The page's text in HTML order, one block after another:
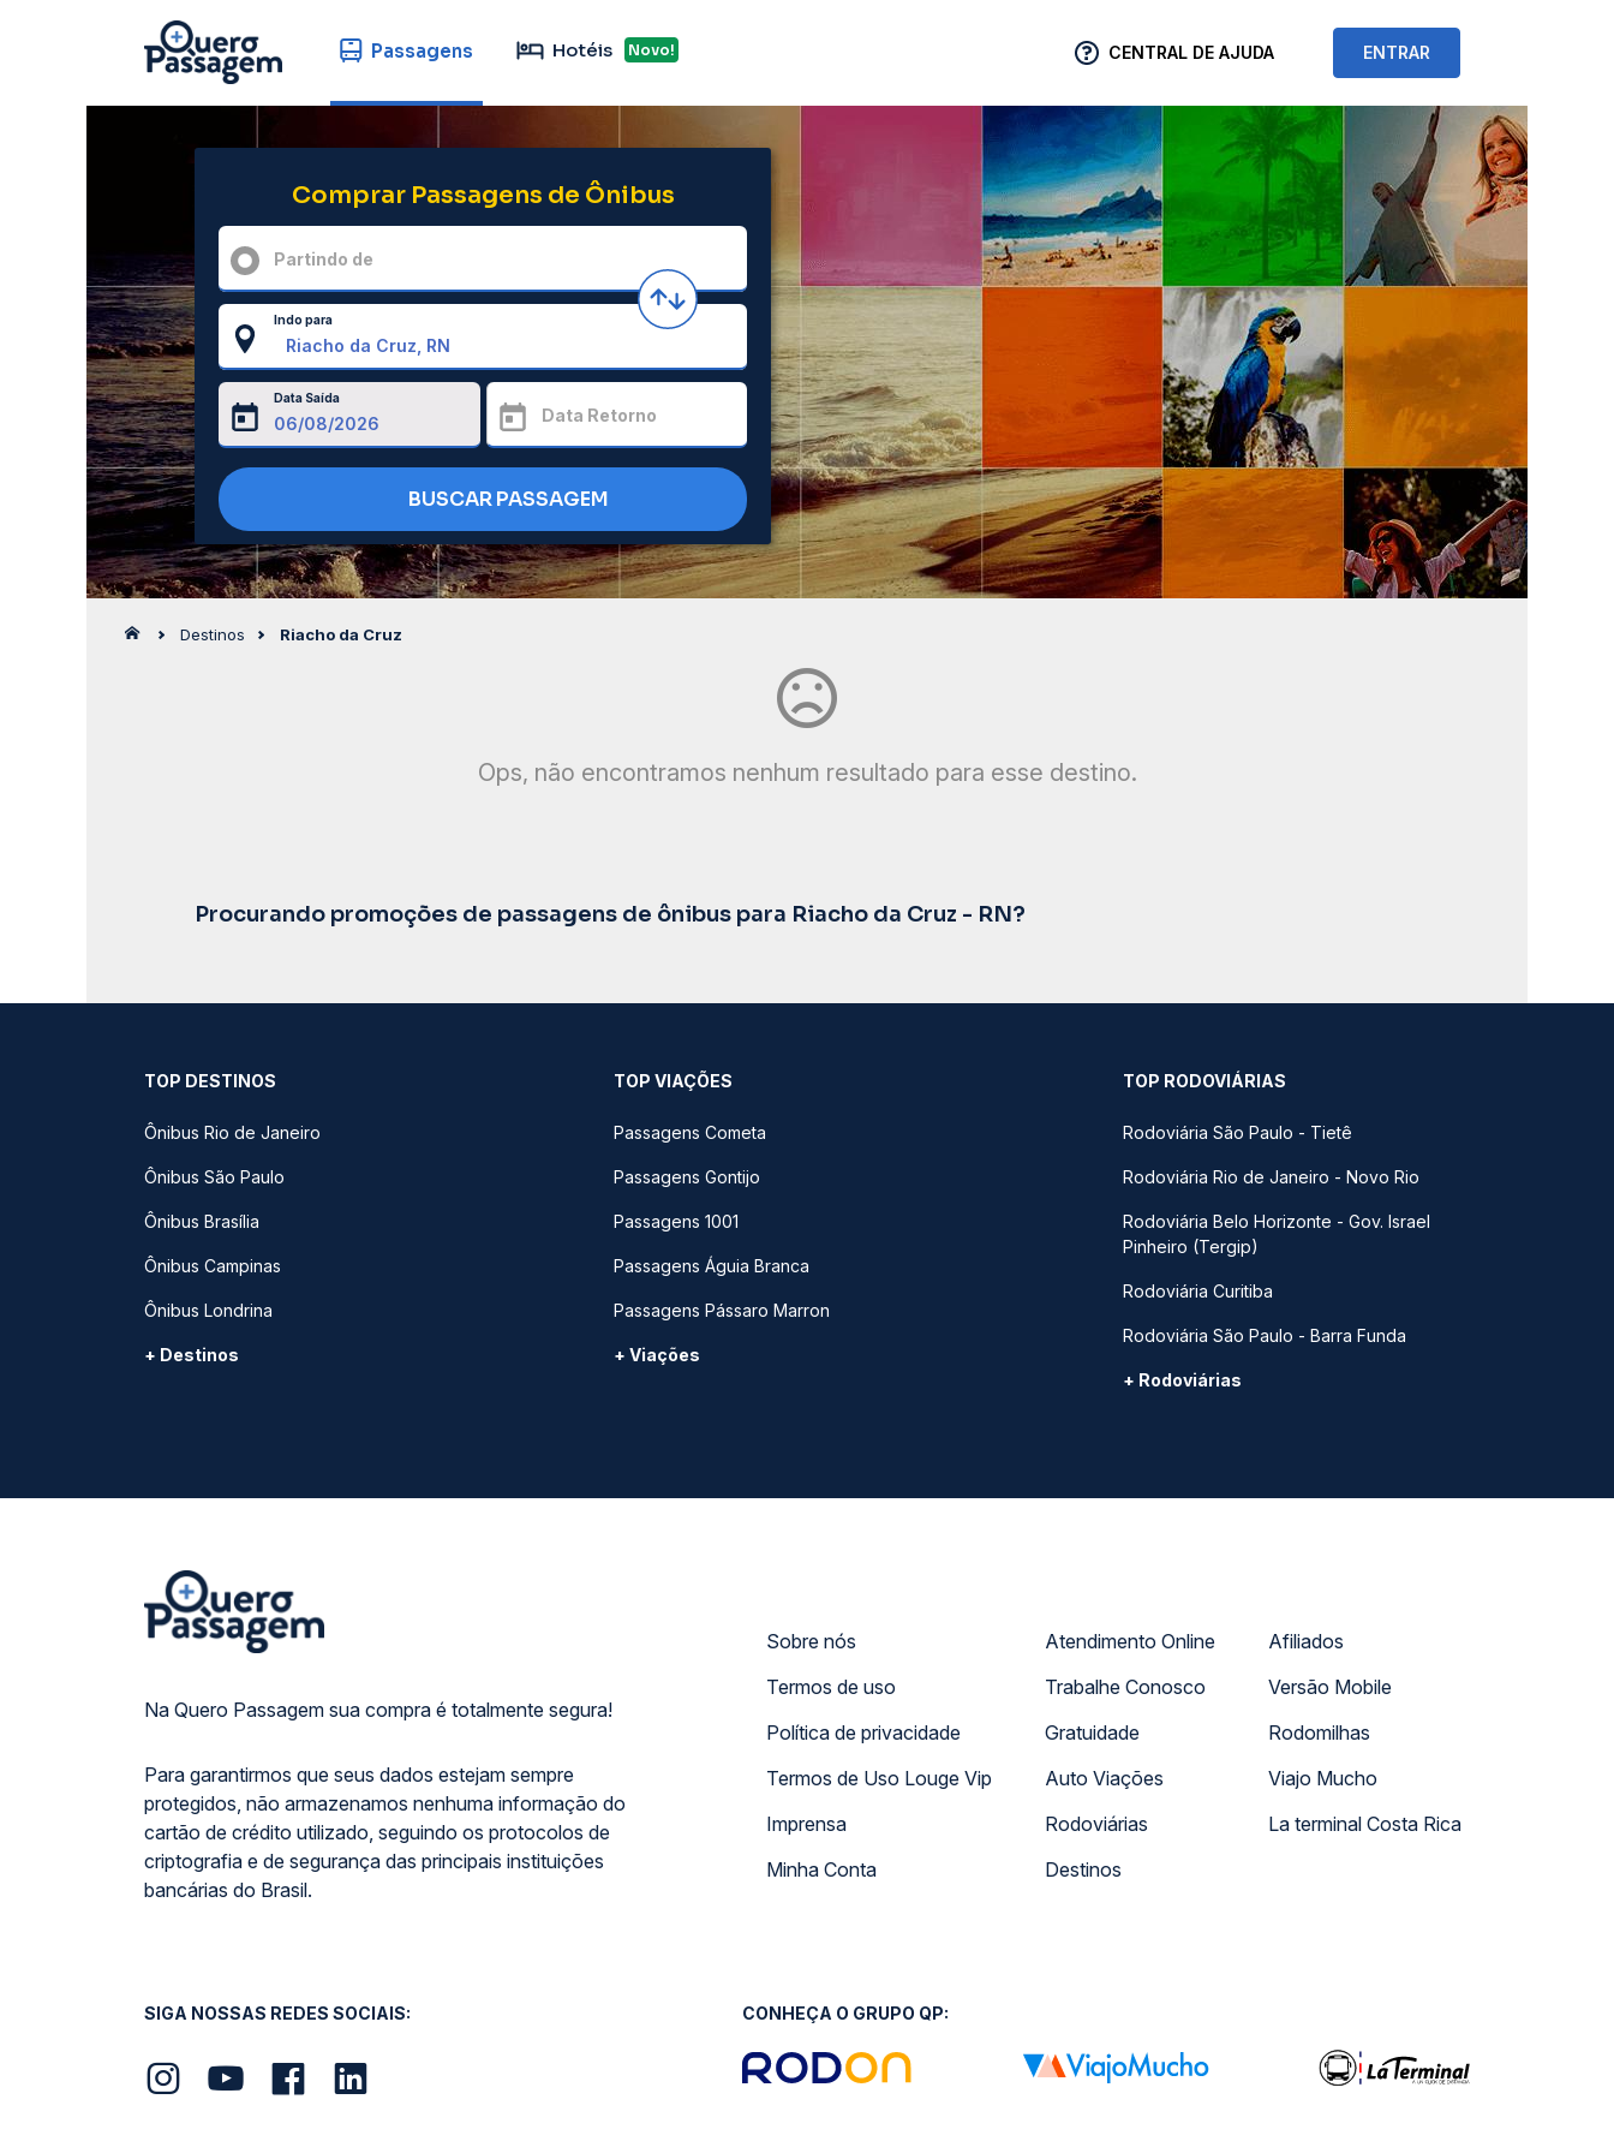
Passagens Hotéis Novo! CENTRAL DE AJUDA ENTRAR
Comprar Passagens de Ônibus
Partindo de
Indo para
Data Saída
Data Retorno
BUSCAR PASSAGEM
Destinos Riacho da Cruz
Ops, não encontramos nenhum resultado para esse destino.
Procurando promoções de passagens de ônibus para Riacho da Cruz - RN?
TOP DESTINOS
Ônibus Rio de Janeiro
Ônibus São Paulo
Ônibus Brasília
Ônibus Campinas
Ônibus Londrina
+ Destinos
TOP VIAÇÕES
Passagens Cometa
Passagens Gontijo
Passagens 1001
Passagens Águia Branca
Passagens Pássaro Marron
+ Viações
TOP RODOVIÁRIAS
Rodoviária São Paulo - Tietê
Rodoviária Rio de Janeiro - Novo Rio
Rodoviária Belo Horizonte - Gov. Israel
Pinheiro (Tergip)
Rodoviária Curitiba
Rodoviária São Paulo - Barra Funda
+ Rodoviárias
Na Quero Passagem sua compra é totalmente segura!
Para garantirmos que seus dados estejam sempre
protegidos, não armazenamos nenhuma informação do
cartão de crédito utilizado, seguindo os protocolos de
criptografia e de segurança das principais instituições
bancárias do Brasil.
Sobre nós
Termos de uso
Política de privacidade
Termos de Uso Louge Vip
Imprensa
Minha Conta
Atendimento Online
Trabalhe Conosco
Gratuidade
Auto Viações
Rodoviárias
Destinos
Afiliados
Versão Mobile
Rodomilhas
Viajo Mucho
La terminal Costa Rica
SIGA NOSSAS REDES SOCIAIS: CONHEÇA O GRUPO QP: